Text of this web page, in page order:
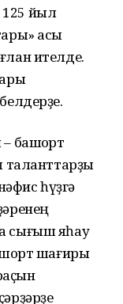
йыл
асыҡ
ителде.
башҡорт
таланттарҙы
һүҙгә
сығыш яһау
шағиры